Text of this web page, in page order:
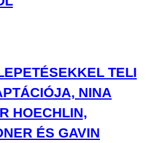
TELI
NINA
HOECHLIN,
ÉS GAVIN